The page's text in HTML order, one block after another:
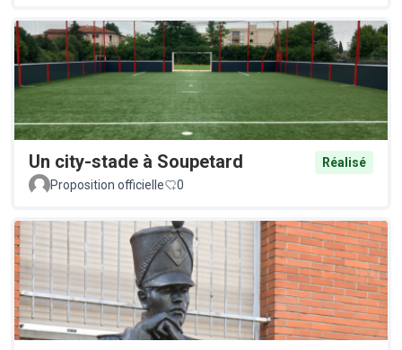
Un city-stade à Soupetard
Réalisé
Proposition officielle
0